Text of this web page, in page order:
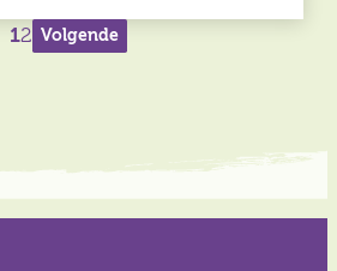
Berichten
12 Volgende